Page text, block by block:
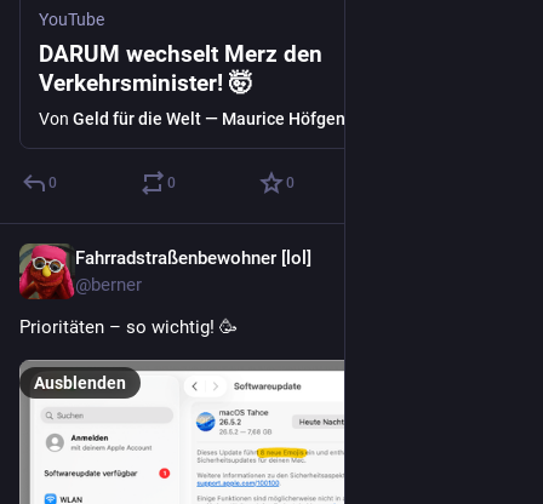
YouTube
DARUM wechselt Merz den
Verkehrsminister! 🤯
Von Geld für die Welt — Maurice Höfgen
0 0 0
Fahrradstraßenbewohner [lol]
@berner
Prioritäten – so wichtig! 🥳
Ausblenden